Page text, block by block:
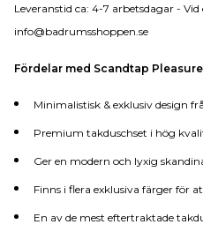
Leveranstid ca: 4-7 arbetsdagar -
info@badrumsshoppen.se
Fördelar med Scandtap
Minimalistisk & exklusiv design
Premium takduschset i hög
Ger en modern och lyxig
Finns i flera exklusiva färger för
En av de mest eftertraktade